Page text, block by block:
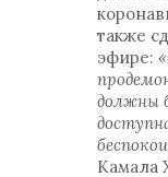
также
эфире:
должны
Камала